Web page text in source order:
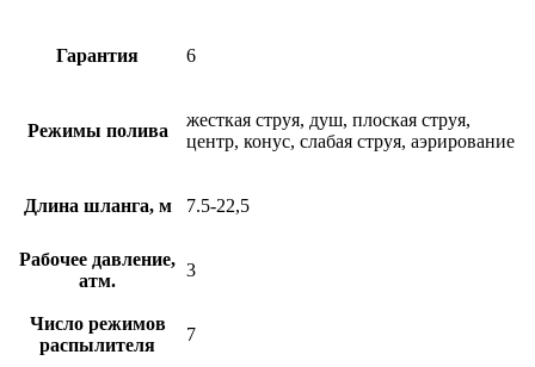
Гарантия 6
Режимы полива
жесткая струя, душ, плоская струя,
центр, конус, слабая струя, аэрирование
Длина шланга, м 7.5-22,5
Рабочее давление,
атм.
3
Число режимов
распылителя
7